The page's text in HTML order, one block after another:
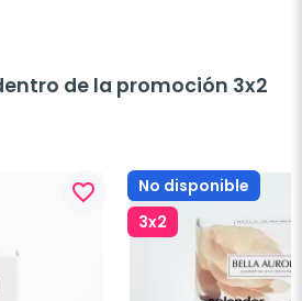
de la promoción 3x2
favorite_border
No disponible
3x2